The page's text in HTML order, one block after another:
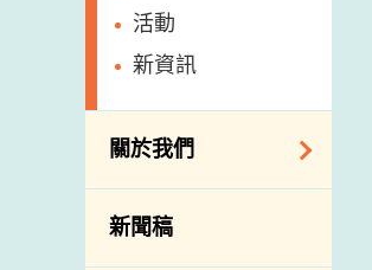
活動
新資訊
關於我們
組織結構
新聞稿